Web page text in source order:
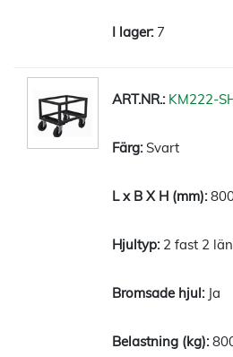
7
KM222-
Svart
2 fast 2
Ja